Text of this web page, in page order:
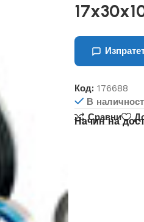
Код: 176688
В наличност
Сравни
Начин на